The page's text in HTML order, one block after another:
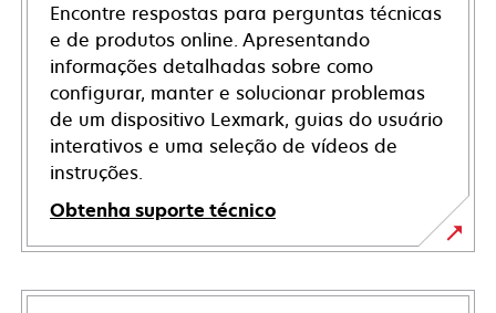
Encontre respostas para perguntas técnicas
e de produtos online. Apresentando
informações detalhadas sobre como
configurar, manter e solucionar problemas
de um dispositivo Lexmark, guias do usuário
interativos e uma seleção de vídeos de
instruções.
Obtenha suporte técnico
opens
in